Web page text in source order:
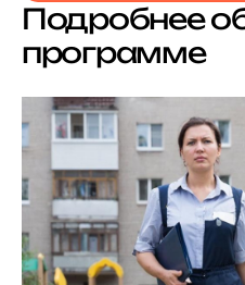
Подробнее
программе